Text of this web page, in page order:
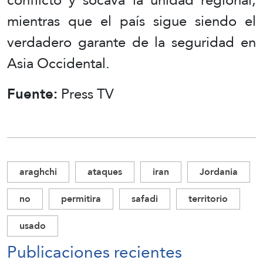
mientras que el país sigue siendo el
verdadero garante de la seguridad en
Asia Occidental.
Fuente: Press TV
araghchi ataques iran
Jordania
no
permitira safadi
territorio
usado
Publicaciones recientes